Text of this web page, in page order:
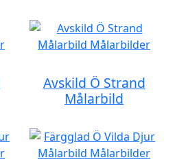
Avskild Ö Strand
Målarbild